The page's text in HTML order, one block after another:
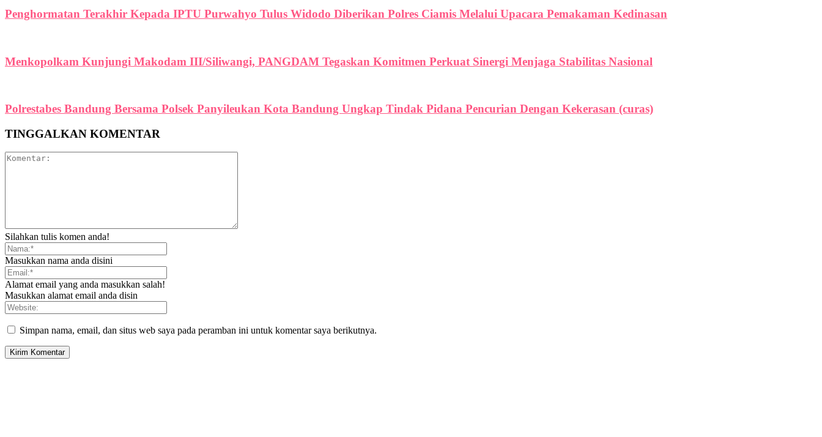
Penghormatan Terakhir Kepada IPTU Purwahyo Tulus Widodo Diberikan Polres Ciamis Melalui Upacara Pemakaman Kedinasan
Menkopolkam Kunjungi Makodam III/Siliwangi, PANGDAM Tegaskan Komitmen Perkuat Sinergi Menjaga Stabilitas Nasional
Polrestabes Bandung Bersama Polsek Panyileukan Kota Bandung Ungkap Tindak Pidana Pencurian Dengan Kekerasan (curas)
TINGGALKAN KOMENTAR
Silahkan tulis komen anda!
Masukkan nama anda disini
Alamat email yang anda masukkan salah!
Masukkan alamat email anda disin
Simpan nama, email, dan situs web saya pada peramban ini untuk komentar saya berikutnya.